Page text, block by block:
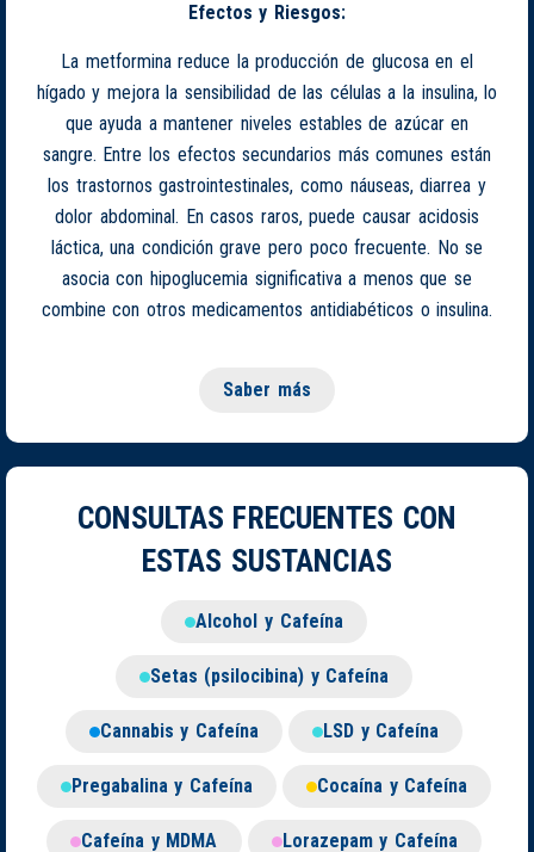
Efectos y Riesgos:
La metformina reduce la producción de glucosa en el
hígado y mejora la sensibilidad de las células a la insulina, lo
que ayuda a mantener niveles estables de azúcar en
sangre. Entre los efectos secundarios más comunes están
los trastornos gastrointestinales, como náuseas, diarrea y
dolor abdominal. En casos raros, puede causar acidosis
láctica, una condición grave pero poco frecuente. No se
asocia con hipoglucemia significativa a menos que se
combine con otros medicamentos antidiabéticos o insulina.
Saber más
CONSULTAS FRECUENTES CON
ESTAS SUSTANCIAS
Alcohol y Cafeína
Setas (psilocibina) y Cafeína
Cannabis y Cafeína LSD y Cafeína
Pregabalina y Cafeína Cocaína y Cafeína
Cafeína y MDMA Lorazepam y Cafeína